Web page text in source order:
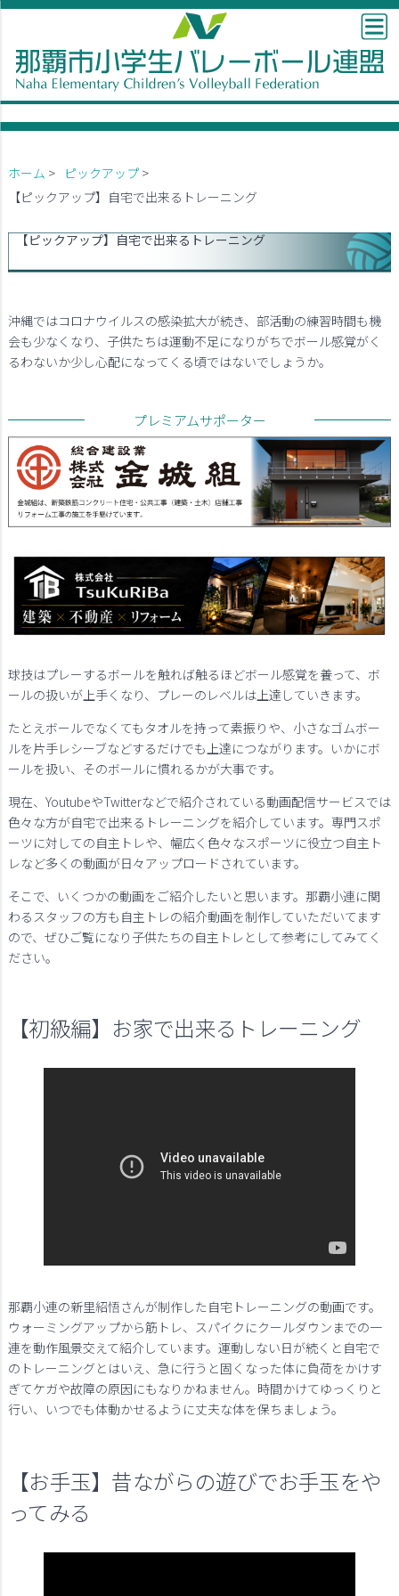
ホーム > ピックアップ >
【ピックアップ】自宅で出来るトレーニング
【ピックアップ】自宅で出来るトレーニング
沖縄ではコロナウイルスの感染拡大が続き、部活動の練習時間も機
会も少なくなり、子供たちは運動不足になりがちでボール感覚がく
るわないか少し心配になってくる頃ではないでしょうか。
プレミアムサポーター
球技はプレーするボールを触れば触るほどボール感覚を養って、ボ
ールの扱いが上手くなり、プレーのレベルは上達していきます。
たとえボールでなくてもタオルを持って素振りや、小さなゴムボー
ルを片手レシーブなどするだけでも上達につながります。いかにボ
ールを扱い、そのボールに慣れるかが大事です。
現在、YoutubeやTwitterなどで紹介されている動画配信サービスでは
色々な方が自宅で出来るトレーニングを紹介しています。専門スポ
ーツに対しての自主トレや、幅広く色々なスポーツに役立つ自主ト
レなど多くの動画が日々アップロードされています。
そこで、いくつかの動画をご紹介したいと思います。那覇小連に関
わるスタッフの方も自主トレの紹介動画を制作していただいてます
ので、ぜひご覧になり子供たちの自主トレとして参考にしてみてく
ださい。
【初級編】お家で出来るトレーニング
那覇小連の新里紹悟さんが制作した自宅トレーニングの動画です。
ウォーミングアップから筋トレ、スパイクにクールダウンまでの一
連を動作風景交えて紹介しています。運動しない日が続くと自宅で
のトレーニングとはいえ、急に行うと固くなった体に負荷をかけす
ぎてケガや故障の原因にもなりかねません。時間かけてゆっくりと
行い、いつでも体動かせるように丈夫な体を保ちましょう。
【お手玉】昔ながらの遊びでお手玉をや
ってみる